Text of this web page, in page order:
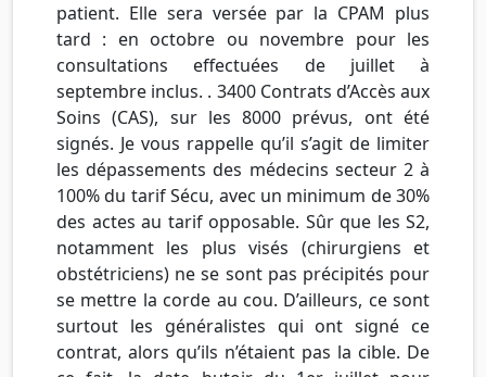
patient. Elle sera versée par la CPAM plus
tard : en octobre ou novembre pour les
consultations effectuées de juillet à
septembre inclus. . 3400 Contrats d’Accès aux
Soins (CAS), sur les 8000 prévus, ont été
signés. Je vous rappelle qu’il s’agit de limiter
les dépassements des médecins secteur 2 à
100% du tarif Sécu, avec un minimum de 30%
des actes au tarif opposable. Sûr que les S2,
notamment les plus visés (chirurgiens et
obstétriciens) ne se sont pas précipités pour
se mettre la corde au cou. D’ailleurs, ce sont
surtout les généralistes qui ont signé ce
contrat, alors qu’ils n’étaient pas la cible. De